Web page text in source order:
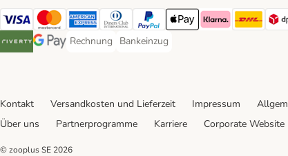
Visa Payment Method
Mastercard Payment Method
American Express Payment Method
Diners Club Payment Method
PayPal Payment Method
Apple Pay Payment Method
Klarna Payment
Riverty Payment Method
Google Pay Payment Method
Rechnung
Rechnung Payment Method
Bankeinzug
Bankeinzug Payment Method
Kontakt Versandkosten und Lieferzeit Impressum
Über uns
Partnerprogramme Karriere Corporate Website
© zooplus SE 2026